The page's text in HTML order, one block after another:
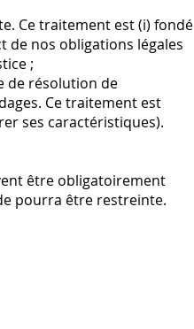
Ce traitement est (i) fondé
de nos obligations légales
;
de résolution de
Ce traitement est
ses caractéristiques).
être obligatoirement
pourra être restreinte.